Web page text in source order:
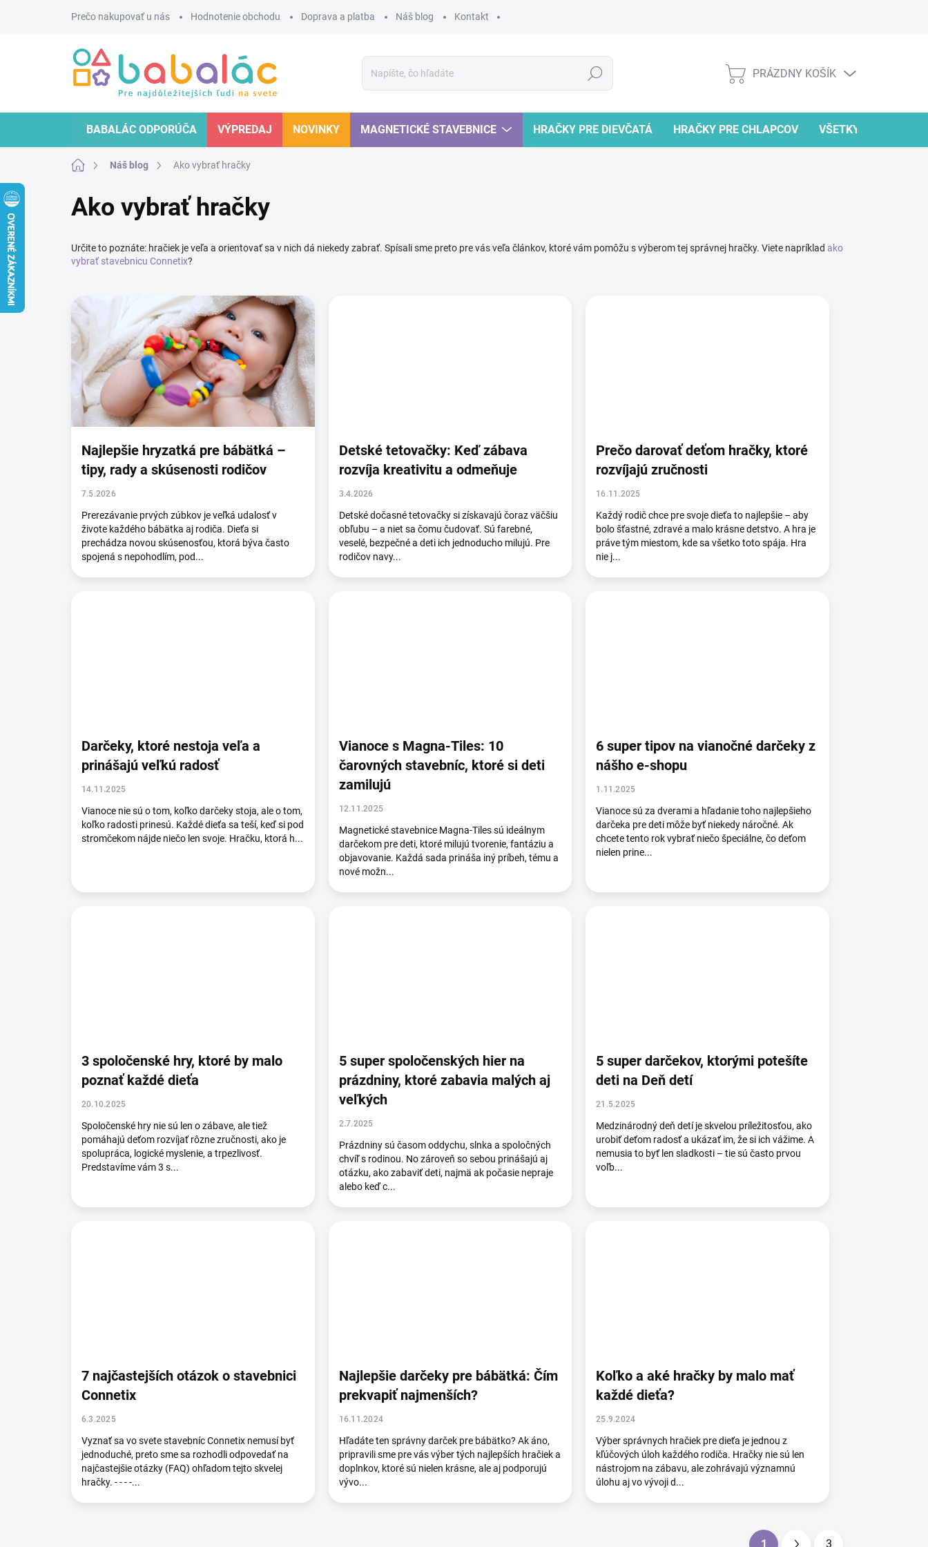
Prečo nakupovať u nás Hodnotenie obchodu Doprava a platba Náš blog Kontakt
Hľadať
NÁKUPNÝ
PRÁZDNY KOŠÍK
BABALÁC ODPORÚČA VÝPREDAJ NOVINKY MAGNETICKÉ STAVEBNICE HRAČKY PRE DIEVČATÁ HRAČKY PRE CHLAPCOV VŠETKY HRAČKY
DomovNáš blog Ako vybrať hračky
Ako vybrať hračky
Určite to poznáte: hračiek je veľa a orientovať sa v nich dá niekedy zabrať. Spísali sme preto pre vás veľa článkov, ktoré vám pomôžu s výberom tej správnej hračky. Viete napríklad ako
vybrať stavebnicu Connetix?
ý
p
i
s
č
á
k
Najlepšie hryzatká pre bábätká –
tipy, rady a skúsenosti rodičov
7.5.2026
Prerezávanie prvých zúbkov je veľká udalosť v
živote každého bábätka aj rodiča. Dieťa si
prechádza novou skúsenosťou, ktorá býva často
spojená s nepohodlím, pod...
Detské tetovačky: Keď zábava
rozvíja kreativitu a odmeňuje
3.4.2026
Detské dočasné tetovačky si získavajú čoraz väčšiu
obľubu – a niet sa čomu čudovať. Sú farebné,
veselé, bezpečné a deti ich jednoducho milujú. Pre
rodičov navy...
Prečo darovať deťom hračky, ktoré
rozvíjajú zručnosti
16.11.2025
Každý rodič chce pre svoje dieťa to najlepšie – aby
bolo šťastné, zdravé a malo krásne detstvo. A hra je
práve tým miestom, kde sa všetko toto spája. Hra
nie j...
Darčeky, ktoré nestoja veľa a
prinášajú veľkú radosť
14.11.2025
Vianoce nie sú o tom, koľko darčeky stoja, ale o tom,
koľko radosti prinesú. Každé dieťa sa teší, keď si pod
stromčekom nájde niečo len svoje. Hračku, ktorá h...
Vianoce s Magna-Tiles: 10
čarovných stavebníc, ktoré si deti
zamilujú
12.11.2025
Magnetické stavebnice Magna-Tiles sú ideálnym
darčekom pre deti, ktoré milujú tvorenie, fantáziu a
objavovanie. Každá sada prináša iný príbeh, tému a
nové možn...
6 super tipov na vianočné darčeky z
nášho e-shopu
1.11.2025
Vianoce sú za dverami a hľadanie toho najlepšieho
darčeka pre deti môže byť niekedy náročné. Ak
chcete tento rok vybrať niečo špeciálne, čo deťom
nielen prine...
3 spoločenské hry, ktoré by malo
poznať každé dieťa
20.10.2025
Spoločenské hry nie sú len o zábave, ale tiež
pomáhajú deťom rozvíjať rôzne zručnosti, ako je
spolupráca, logické myslenie, a trpezlivosť.
Predstavíme vám 3 s...
5 super spoločenských hier na
prázdniny, ktoré zabavia malých aj
veľkých
2.7.2025
Prázdniny sú časom oddychu, slnka a spoločných
chvíľ s rodinou. No zároveň so sebou prinášajú aj
otázku, ako zabaviť deti, najmä ak počasie nepraje
alebo keď c...
5 super darčekov, ktorými potešíte
deti na Deň detí
21.5.2025
Medzinárodný deň detí je skvelou príležitosťou, ako
urobiť deťom radosť a ukázať im, že si ich vážime. A
nemusia to byť len sladkosti – tie sú často prvou
voľb...
7 najčastejších otázok o stavebnici
Connetix
6.3.2025
Vyznať sa vo svete stavebníc Connetix nemusí byť
jednoduché, preto sme sa rozhodli odpovedať na
najčastejšie otázky (FAQ) ohľadom tejto skvelej
hračky. - - - -...
Najlepšie darčeky pre bábätká: Čím
prekvapiť najmenších?
16.11.2024
Hľadáte ten správny darček pre bábätko? Ak áno,
pripravili sme pre vás výber tých najlepších hračiek a
doplnkov, ktoré sú nielen krásne, ale aj podporujú
vývo...
Koľko a aké hračky by malo mať
každé dieťa?
25.9.2024
Výber správnych hračiek pre dieťa je jednou z
kľúčových úloh každého rodiča. Hračky nie sú len
nástrojom na zábavu, ale zohrávajú významnú
úlohu aj vo vývoji d...
1 3